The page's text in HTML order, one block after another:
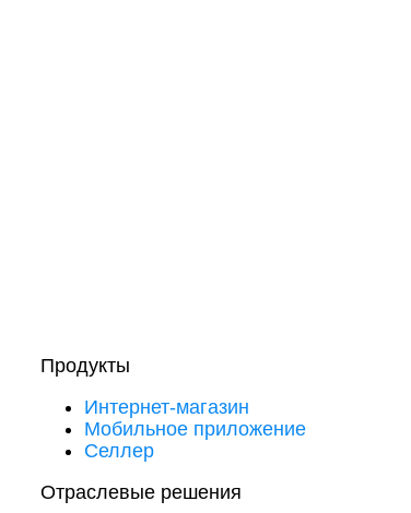
Продукты
Интернет-магазин
Мобильное приложение
Селлер
Отраслевые решения